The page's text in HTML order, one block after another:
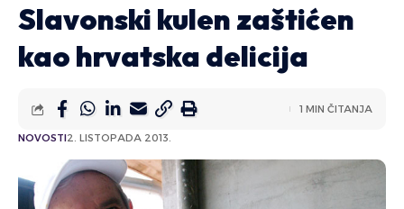
Slavonski kulen zaštićen
kao hrvatska delicija
NOVOSTI2. LISTOPADA 2013.
1 MIN ČITANJA